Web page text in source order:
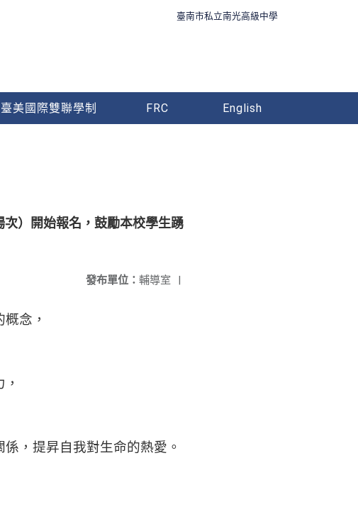
臺南市私立南光高級中學
臺美國際雙聯學制 FRC English
次）開始報名，鼓勵本校學生踴
發布單位： 輔導室 |
念，
，提昇自我對生命的熱愛。